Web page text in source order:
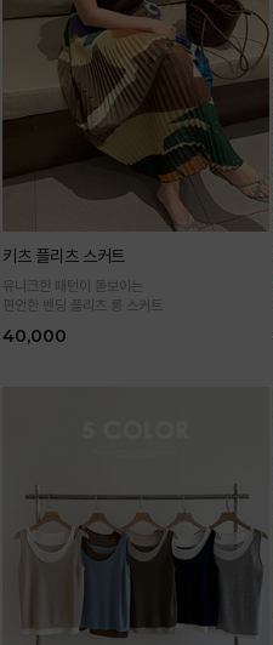
키츠 플리츠 스커트
유니크한 패턴이 돋보이는
편안한 밴딩 플리츠 롱 스커트
40,000